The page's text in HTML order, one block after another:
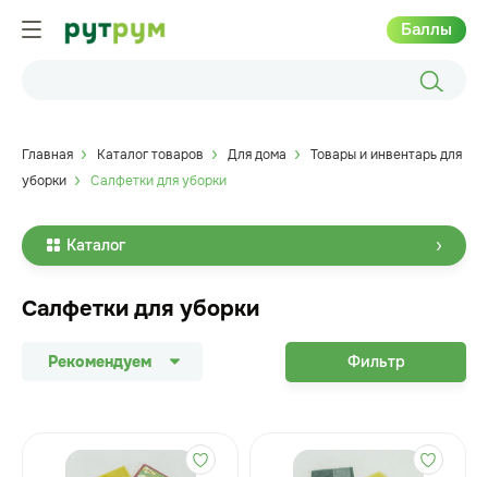
Баллы
Главная Каталог товаров Для дома
Товары и инвентарь для
уборки
Салфетки для уборки
Каталог
Салфетки для уборки
Рекомендуем Фильтр